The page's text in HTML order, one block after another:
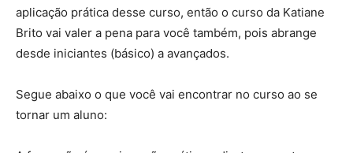
aplicação prática desse curso, então o curso da Katiane
Brito vai valer a pena para você também, pois abrange
desde iniciantes (básico) a avançados.
Segue abaixo o que você vai encontrar no curso ao se
tornar um aluno: